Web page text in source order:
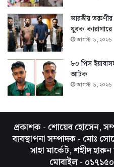
ভারতীয়
যুবক কারাগারে
আগস্ট ৬, ২০২৬
৮০ পিস
আটক
আগস্ট ৬, ২০২৬
প্রকাশক - শোয়েব হোসেন,
ব্যবস্থাপনা সম্পাদক - মোঃ
সাহা মার্কেট, শহীদ
মোবাইল -